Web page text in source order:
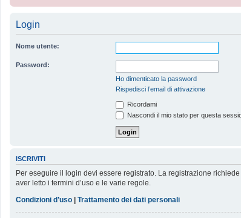
Login
Nome utente:
Password:
Ho dimenticato la password
Rispedisci l’email di attivazione
Ricordami
Nascondi il mio stato per questa
ISCRIVITI
Per eseguire il login devi essere registrato. La registrazione
aver letto i termini d’uso e le varie regole.
Condizioni d’uso | Trattamento dei dati personali